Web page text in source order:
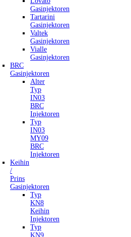
Gasinjektoren
Tartarini
Gasinjektoren
Valtek
Gasinjektoren
Vialle
Gasinjektoren
BRC
Gasinjektoren
Alter
Typ
IN03
BRC
Injektoren
Typ
IN03
MY09
BRC
Injektoren
Keihin
/
Prins
Gasinjektoren
Typ
KN8
Keihin
Injektoren
Typ
KN9